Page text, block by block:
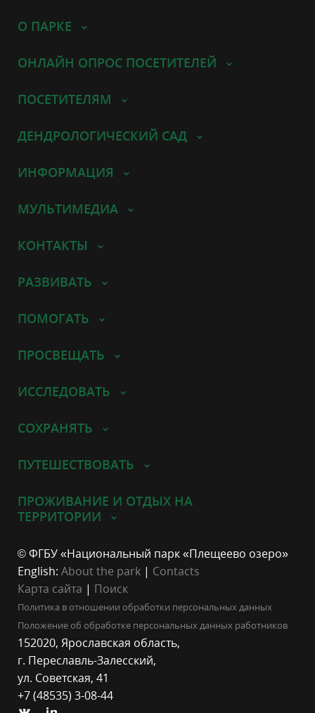
О ПАРКЕ
ОНЛАЙН ОПРОС ПОСЕТИТЕЛЕЙ
ПОСЕТИТЕЛЯМ
ДЕНДРОЛОГИЧЕСКИЙ САД
ИНФОРМАЦИЯ
МУЛЬТИМЕДИА
КОНТАКТЫ
РАЗВИВАТЬ
ПОМОГАТЬ
ПРОСВЕЩАТЬ
ИССЛЕДОВАТЬ
СОХРАНЯТЬ
ПУТЕШЕСТВОВАТЬ
ПРОЖИВАНИЕ И ОТДЫХ НА
ТЕРРИТОРИИ
© ФГБУ «Национальный парк «Плещеево озеро»
English: About the park | Contacts
Карта сайта | Поиск
Политика в отношении обработки персональных данных
Положение об обработке персональных данных работников
152020, Ярославская область,
г. Переславль-Залесский,
ул. Советская, 41
+7 (48535) 3-08-44